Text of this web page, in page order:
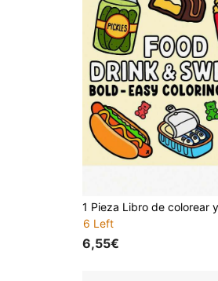
6 Left
6,55€